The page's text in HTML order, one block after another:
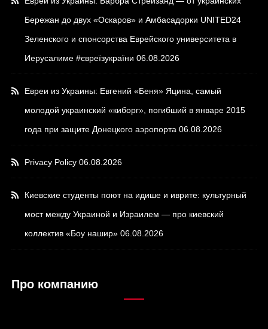
Бережан до двух «Оскаров» и Амбасадорки UNITED24
Зеленского и спонсорства Еврейского университета в
Иерусалиме #євреїзукраїни 06.08.2026
Евреи из Украины: Евгений «Беня» Яцина, самый
молодой украинский «киборг», погибший в январе 2015
года при защите Донецкого аэропорта 06.08.2026
Privacy Policy 06.08.2026
Киевские студенты поют на идише и иврите: культурный
мост между Украиной и Израилем — про киевский
коллектив «Боу нашир» 06.08.2026
Про компанию